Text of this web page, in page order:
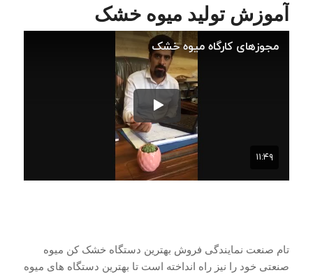
آموزش تولید میوه خشک
تام صنعت نمایندگی فروش بهترین دستگاه خشک کن میوه
صنعتی خود را نیز راه انداخته است تا بهترین دستگاه های میوه